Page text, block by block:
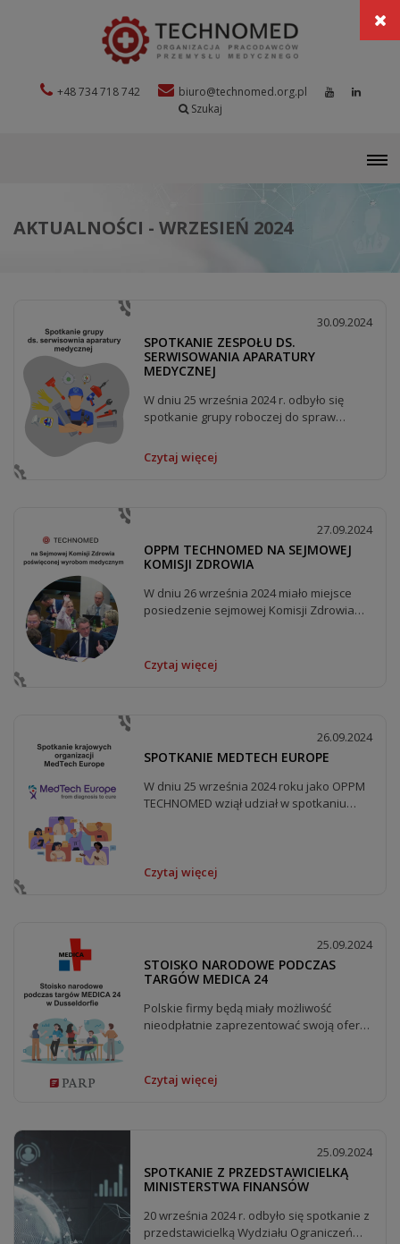
+48 734 718 742
biuro@technomed.org.pl
Szukaj
AKTUALNOŚCI - WRZESIEŃ 2024
30.09.2024
SPOTKANIE ZESPOŁU DS.
SERWISOWANIA APARATURY
MEDYCZNEJ
W dniu 25 września 2024 r. odbyło się
spotkanie grupy roboczej do spraw
Czytaj więcej
27.09.2024
OPPM TECHNOMED NA SEJMOWEJ
KOMISJI ZDROWIA
W dniu 26 września 2024 miało miejsce
posiedzenie sejmowej Komisji Zdrowia
Czytaj więcej
26.09.2024
SPOTKANIE MEDTECH EUROPE
W dniu 25 września 2024 roku jako OPPM
TECHNOMED wziął udział w spotkaniu
Czytaj więcej
25.09.2024
STOISKO NARODOWE PODCZAS
TARGÓW MEDICA 24
Polskie firmy będą miały możliwość
nieodpłatnie zaprezentować swoją ofertę
Czytaj więcej
25.09.2024
SPOTKANIE Z PRZEDSTAWICIELKĄ
MINISTERSTWA FINANSÓW
20 września 2024 r. odbyło się spotkanie z
przedstawicielką Wydziału Ograniczeń